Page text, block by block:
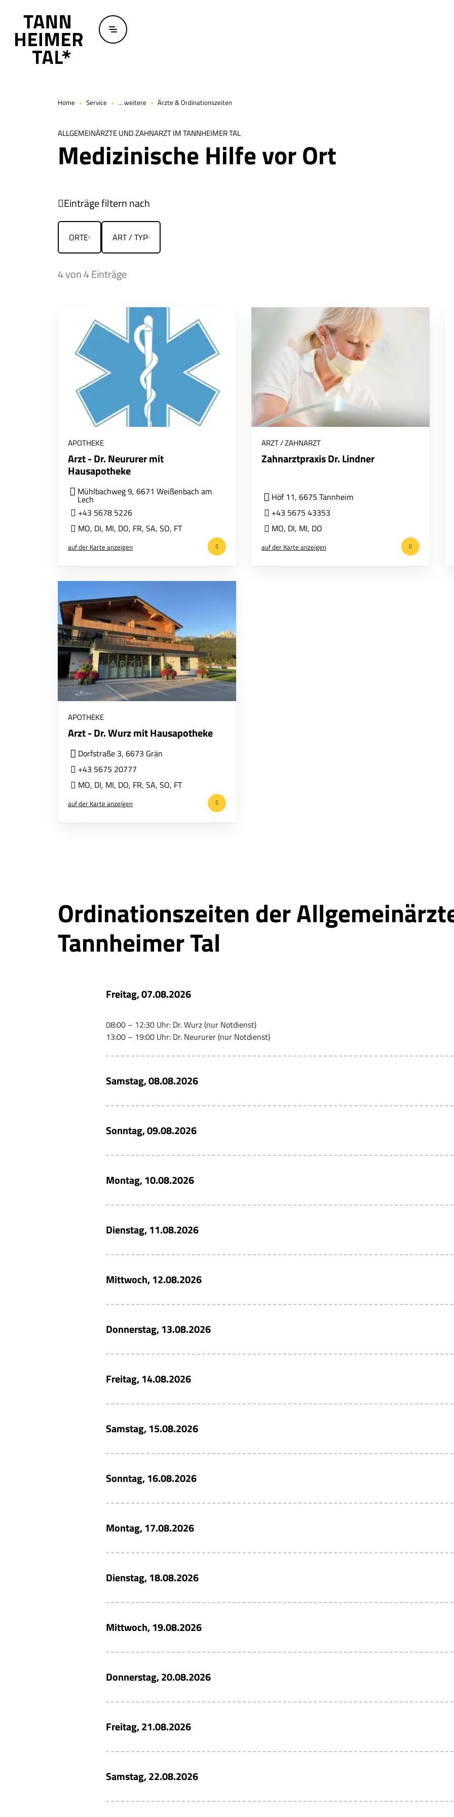
Home Service … weitere Ärzte & Ordinationszeiten
ALLGEMEINÄRZTE UND ZAHNARZT IM TANNHEIMER TAL
Medizinische Hilfe vor Ort
Einträge filtern nach
ORTE ART / TYP
4von 4 Einträge
APOTHEKE
Arzt - Dr. Neururer mit
Hausapotheke
Mühlbachweg 9, 6671 Weißenbach am
Lech
+43 5678 5226
MO, DI, MI, DO, FR, SA, SO, FT
auf der Karte anzeigen
ARZT / ZAHNARZT
Zahnarztpraxis Dr. Lindner
Höf 11, 6675 Tannheim
+43 5675 43353
MO, DI, MI, DO
auf der Karte anzeigen
APOTHEKE
Arzt - Dr. Wurz mit Hausapotheke
Dorfstraße 3, 6673 Grän
+43 5675 20777
MO, DI, MI, DO, FR, SA, SO, FT
auf der Karte anzeigen
Ordinationszeiten der
Tannheimer Tal
Freitag, 07.08.2026
08:00 – 12:30 Uhr: Dr. Wurz (nur Notdienst)
13:00 – 19:00 Uhr: Dr. Neururer (nur Notdienst)
Samstag, 08.08.2026
Sonntag, 09.08.2026
Montag, 10.08.2026
Dienstag, 11.08.2026
Mittwoch, 12.08.2026
Donnerstag, 13.08.2026
Freitag, 14.08.2026
Samstag, 15.08.2026
Sonntag, 16.08.2026
Montag, 17.08.2026
Dienstag, 18.08.2026
Mittwoch, 19.08.2026
Donnerstag, 20.08.2026
Freitag, 21.08.2026
Samstag, 22.08.2026